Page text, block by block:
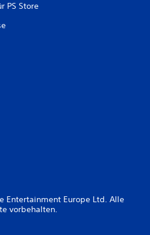
PS Store
Entertainment Europe Ltd. Alle
vorbehalten.